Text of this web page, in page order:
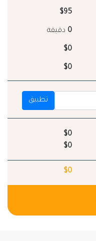
$95
0 دقيقة
$0
$0
تطبيق
$0
$0
$0